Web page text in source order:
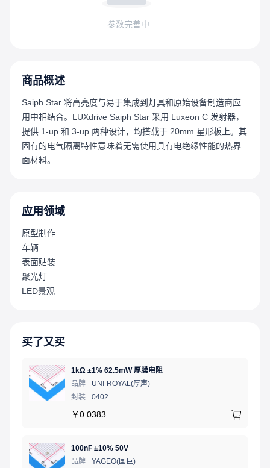
参数完善中
商品概述
Saiph Star 将高亮度与易于集成到灯具和原始设备制造商应
用中相结合。LUXdrive Saiph Star 采用 Luxeon C 发射器，
提供 1-up 和 3-up 两种设计，均搭载于 20mm 星形板上。其
固有的电气隔离特性意味着无需使用具有电绝缘性能的热界
面材料。
应用领域
原型制作
车辆
表面贴装
聚光灯
LED景观
买了又买
1kΩ ±1% 62.5mW 厚膜电阻
品牌
UNI-ROYAL(厚声)
封装
0402
￥0.0383
100nF ±10% 50V
品牌
YAGEO(国巨)